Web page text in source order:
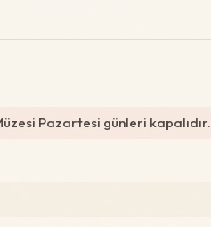
Pazartesi günleri kapalıdır.